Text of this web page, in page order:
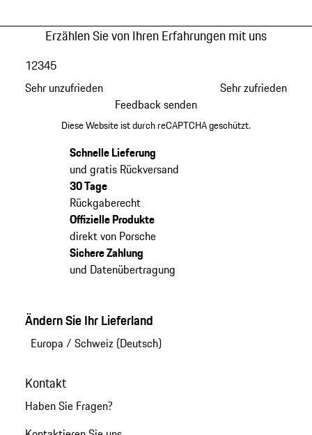
Erzählen Sie von Ihren Erfahrungen mit uns
Sehr unzufrieden
12345
Sehr zufrieden
Feedback senden
Diese Website ist durch reCAPTCHA geschützt.
Schnelle Lieferung
und gratis Rückversand
30 Tage
Rückgaberecht
Offizielle Produkte
direkt von Porsche
Sichere Zahlung
und Datenübertragung
Ändern Sie Ihr Lieferland
Europa / Schweiz (Deutsch)
Kontakt
Haben Sie Fragen?